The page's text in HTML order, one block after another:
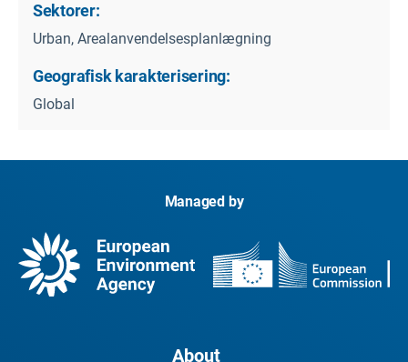
Sektorer:
Urban, Arealanvendelsesplanlægning
Geografisk karakterisering:
Global
Managed by
About